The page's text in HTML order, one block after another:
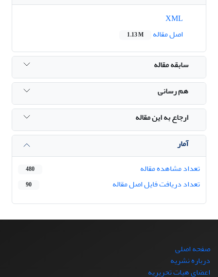
اصل مقاله
1.13 M
سابقه مقاله
هم رسانی
ارجاع به این مقاله
آمار
تعداد مشاهده مقاله
480
تعداد دریافت فایل اصل مقاله 90
صفحه اصلی
درباره نشریه
اعضای هیات تحریریه